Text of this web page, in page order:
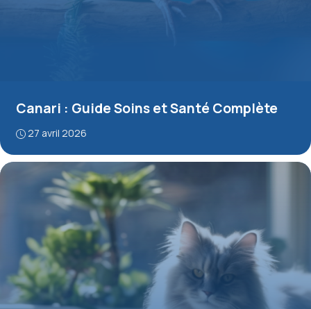
Canari : Guide Soins et Santé Complète
27 avril 2026